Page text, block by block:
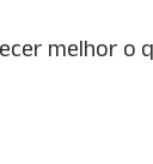
melhor o